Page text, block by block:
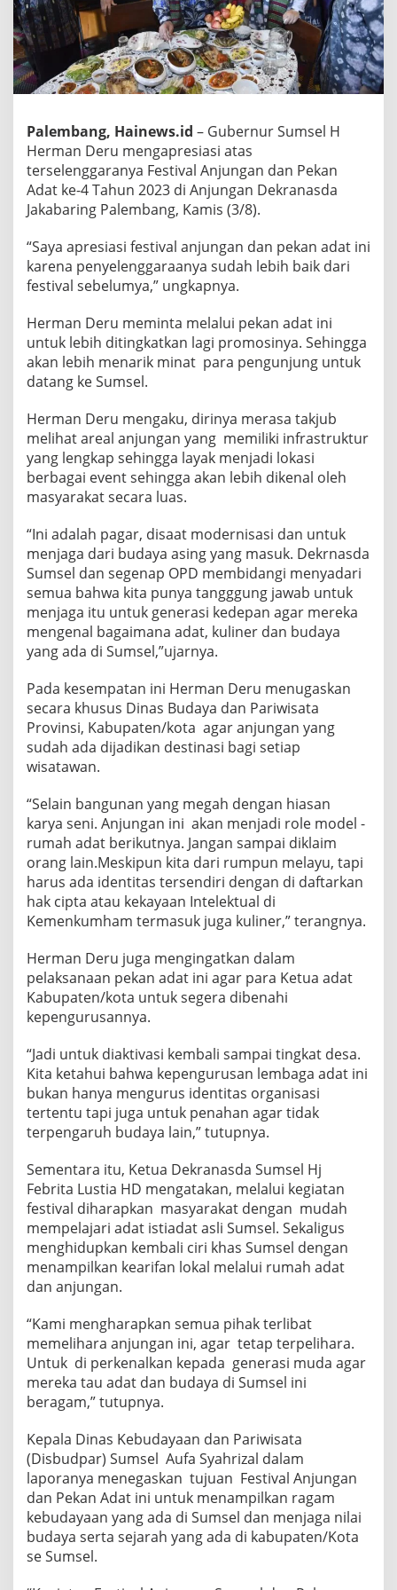
Palembang, Hainews.id – Gubernur Sumsel H
Herman Deru mengapresiasi atas
terselenggaranya Festival Anjungan dan Pekan
Adat ke-4 Tahun 2023 di Anjungan Dekranasda
Jakabaring Palembang, Kamis (3/8).
“Saya apresiasi festival anjungan dan pekan adat ini
karena penyelenggaraanya sudah lebih baik dari
festival sebelumya,” ungkapnya.
Herman Deru meminta melalui pekan adat ini
untuk lebih ditingkatkan lagi promosinya. Sehingga
akan lebih menarik minat para pengunjung untuk
datang ke Sumsel.
Herman Deru mengaku, dirinya merasa takjub
melihat areal anjungan yang memiliki infrastruktur
yang lengkap sehingga layak menjadi lokasi
berbagai event sehingga akan lebih dikenal oleh
masyarakat secara luas.
“Ini adalah pagar, disaat modernisasi dan untuk
menjaga dari budaya asing yang masuk. Dekrnasda
Sumsel dan segenap OPD membidangi menyadari
semua bahwa kita punya tangggung jawab untuk
menjaga itu untuk generasi kedepan agar mereka
mengenal bagaimana adat, kuliner dan budaya
yang ada di Sumsel,”ujarnya.
Pada kesempatan ini Herman Deru menugaskan
secara khusus Dinas Budaya dan Pariwisata
Provinsi, Kabupaten/kota agar anjungan yang
sudah ada dijadikan destinasi bagi setiap
wisatawan.
“Selain bangunan yang megah dengan hiasan
karya seni. Anjungan ini akan menjadi role model -
rumah adat berikutnya. Jangan sampai diklaim
orang lain.Meskipun kita dari rumpun melayu, tapi
harus ada identitas tersendiri dengan di daftarkan
hak cipta atau kekayaan Intelektual di
Kemenkumham termasuk juga kuliner,” terangnya.
Herman Deru juga mengingatkan dalam
pelaksanaan pekan adat ini agar para Ketua adat
Kabupaten/kota untuk segera dibenahi
kepengurusannya.
“Jadi untuk diaktivasi kembali sampai tingkat desa.
Kita ketahui bahwa kepengurusan lembaga adat ini
bukan hanya mengurus identitas organisasi
tertentu tapi juga untuk penahan agar tidak
terpengaruh budaya lain,” tutupnya.
Sementara itu, Ketua Dekranasda Sumsel Hj
Febrita Lustia HD mengatakan, melalui kegiatan
festival diharapkan masyarakat dengan mudah
mempelajari adat istiadat asli Sumsel. Sekaligus
menghidupkan kembali ciri khas Sumsel dengan
menampilkan kearifan lokal melalui rumah adat
dan anjungan.
“Kami mengharapkan semua pihak terlibat
memelihara anjungan ini, agar tetap terpelihara.
Untuk di perkenalkan kepada generasi muda agar
mereka tau adat dan budaya di Sumsel ini
beragam,” tutupnya.
Kepala Dinas Kebudayaan dan Pariwisata
(Disbudpar) Sumsel Aufa Syahrizal dalam
laporanya menegaskan tujuan Festival Anjungan
dan Pekan Adat ini untuk menampilkan ragam
kebudayaan yang ada di Sumsel dan menjaga nilai
budaya serta sejarah yang ada di kabupaten/Kota
se Sumsel.